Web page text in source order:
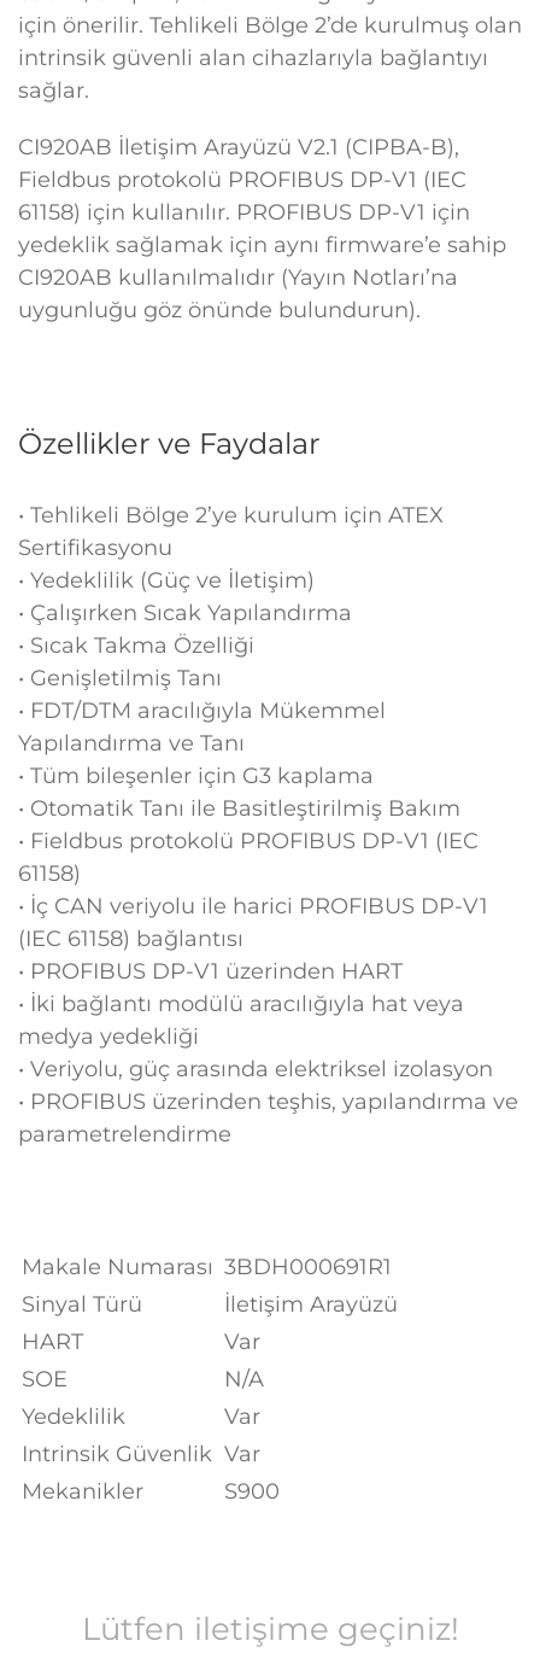
için önerilir. Tehlikeli Bölge 2’de kurulmuş olan
intrinsik güvenli alan cihazlarıyla bağlantıyı
sağlar.
CI920AB İletişim Arayüzü V2.1 (CIPBA-B),
Fieldbus protokolü PROFIBUS DP-V1 (IEC
61158) için kullanılır. PROFIBUS DP-V1 için
yedeklik sağlamak için aynı firmware’e sahip
CI920AB kullanılmalıdır (Yayın Notları’na
uygunluğu göz önünde bulundurun).
Özellikler ve Faydalar
• Tehlikeli Bölge 2’ye kurulum için ATEX
Sertifikasyonu
• Yedeklilik (Güç ve İletişim)
• Çalışırken Sıcak Yapılandırma
• Sıcak Takma Özelliği
• Genişletilmiş Tanı
• FDT/DTM aracılığıyla Mükemmel
Yapılandırma ve Tanı
• Tüm bileşenler için G3 kaplama
• Otomatik Tanı ile Basitleştirilmiş Bakım
• Fieldbus protokolü PROFIBUS DP-V1 (IEC
61158)
• İç CAN veriyolu ile harici PROFIBUS DP-V1
(IEC 61158) bağlantısı
• PROFIBUS DP-V1 üzerinden HART
• İki bağlantı modülü aracılığıyla hat veya
medya yedekliği
• Veriyolu, güç arasında elektriksel izolasyon
• PROFIBUS üzerinden teşhis, yapılandırma ve
parametrelendirme
Makale Numarası 3BDH000691R1
Sinyal Türü
İletişim Arayüzü
HART
Var
SOE
N/A
Yedeklilik
Var
Intrinsik Güvenlik Var
Mekanikler
S900
Lütfen iletişime geçiniz!